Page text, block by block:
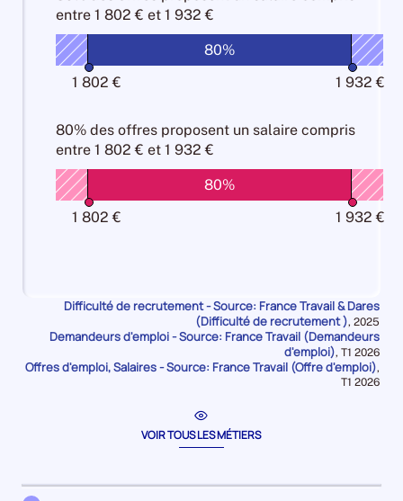
10%
d'oeuvre
10%
de
d'oeuvre
10%
Salariale
100%
les
Attractivité
Salariale
entre 1 802 € et 1 932 €
80%
1 802 €
1 932 €
80% des offres proposent un salaire compris
entre 1 802 € et 1 932 €
80%
1 802 €
1 932 €
Difficulté de recrutement - Source: France Travail & Dares
(Difficulté de recrutement ), Données
pour
la
période
2025
Demandeurs d'emploi - Source: France Travail (Demandeurs
d'emploi), Données
pour
la
T1 2026
Offres d'emploi, Salaires - Source: France Travail (Offre d'emploi),
Données
T1 2026
VOIR TOUS LES MÉTIERS